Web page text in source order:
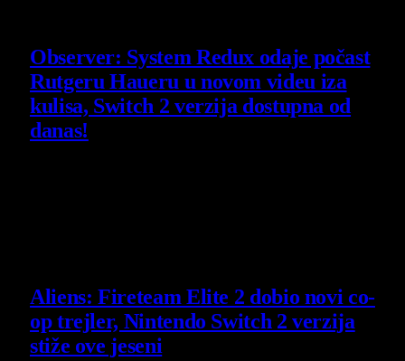
Observer: System Redux odaje počast
Rutgeru Haueru u novom videu iza
kulisa, Switch 2 verzija dostupna od
danas!
Aliens: Fireteam Elite 2 dobio novi co-
op trejler, Nintendo Switch 2 verzija
stiže ove jeseni